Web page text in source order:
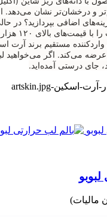
و درخشان‌تر نشان می‌دهد.
اضافی بپردازید؟ در
واسطه‌ای
مستقیم برند آرت
می‌کند. اگر می‌خواهید
جای درستی آمده‌اید.
مالیات)